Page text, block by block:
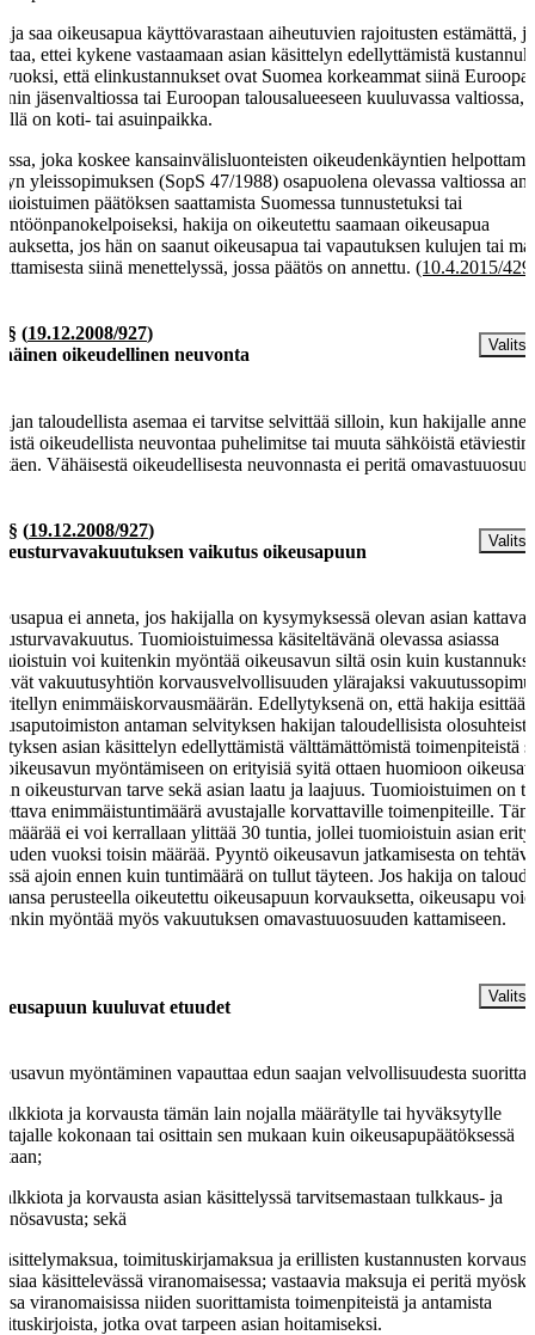
saa oikeusapua käyttövarastaan aiheutuvien rajoitusten estämättä,
ettei kykene vastaamaan asian käsittelyn edellyttämistä
vuoksi, että elinkustannukset ovat Suomea korkeammat siinä
jäsenvaltiossa tai Euroopan talousalueeseen kuuluvassa valtiossa,
on koti- tai asuinpaikka.
joka koskee kansainvälisluonteisten oikeudenkäyntien
yleissopimuksen (SopS 47/1988) osapuolena olevassa valtiossa
päätöksen saattamista Suomessa tunnustetuksi tai
hakija on oikeutettu saamaan oikeusapua
jos hän on saanut oikeusapua tai vapautuksen kulujen tai
siinä menettelyssä, jossa päätös on annettu. (10.4.2015/
§ (19.12.2008/927)
oikeudellinen neuvonta
taloudellista asemaa ei tarvitse selvittää silloin, kun hakijalle
oikeudellista neuvontaa puhelimitse tai muuta sähköistä
Vähäisestä oikeudellisesta neuvonnasta ei peritä
§ (19.12.2008/927)
vaikutus oikeusapuun
ei anneta, jos hakijalla on kysymyksessä olevan asian kattava
Tuomioistuimessa käsiteltävänä olevassa asiassa
voi kuitenkin myöntää oikeusavun siltä osin kuin
vakuutusyhtiön korvausvelvollisuuden ylärajaksi
enimmäiskorvausmäärän. Edellytyksenä on, että hakija esittää
antaman selvityksen hakijan taloudellisista
asian käsittelyn edellyttämistä välttämättömistä toimenpiteistä
oikeusavun myöntämiseen on erityisiä syitä ottaen huomioon
oikeusturvan tarve sekä asian laatu ja laajuus. Tuomioistuimen on
enimmäistuntimäärä avustajalle korvattaville toimenpiteille.
ei voi kerrallaan ylittää 30 tuntia, jollei tuomioistuin asian
vuoksi toisin määrää. Pyyntö oikeusavun jatkamisesta on
ajoin ennen kuin tuntimäärä on tullut täyteen. Jos hakija on
perusteella oikeutettu oikeusapuun korvauksetta, oikeusapu
myöntää myös vakuutuksen omavastuuosuuden kattamiseen.
kuuluvat etuudet
myöntäminen vapauttaa edun saajan velvollisuudesta
ja korvausta tämän lain nojalla määrätylle tai hyväksytylle
kokonaan tai osittain sen mukaan kuin oikeusapupäätöksessä
ja korvausta asian käsittelyssä tarvitsemastaan tulkkaus- ja
sekä
toimituskirjamaksua ja erillisten kustannusten
käsittelevässä viranomaisessa; vastaavia maksuja ei peritä
viranomaisissa niiden suorittamista toimenpiteistä ja antamista
jotka ovat tarpeen asian hoitamiseksi.